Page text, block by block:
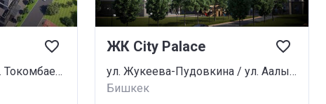
ул. Байтик Баатыра / ул. Токомбаева
ЖК City Palace
ул. Жукеева-Пудовкина / ул. Аалы Токомбаева
Бишкек